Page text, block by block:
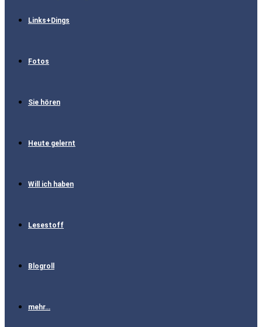
Links+Dings
Fotos
Sie hören
Heute gelernt
Will ich haben
Lesestoff
Blogroll
mehr…